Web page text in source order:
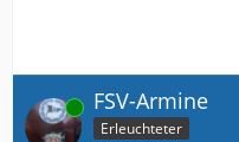
Online FSV-Armine
Erleuchteter